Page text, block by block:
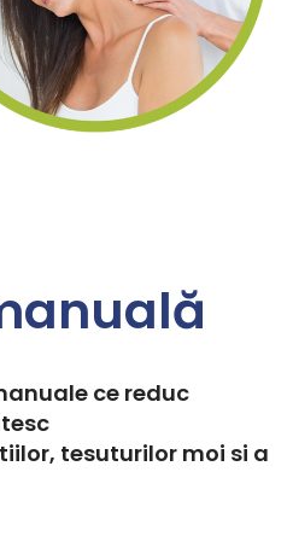
ce reduc
tesuturilor moi si a